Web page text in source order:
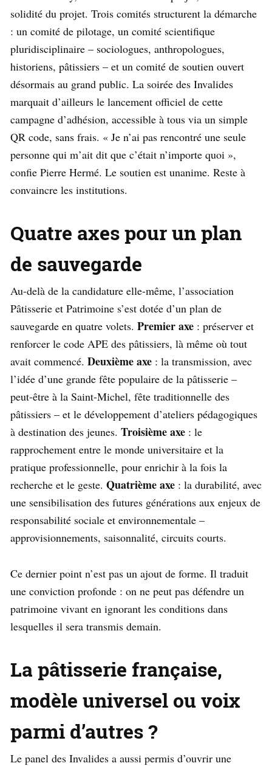
solidité du projet. Trois comités structurent la démarche
: un comité de pilotage, un comité scientifique
pluridisciplinaire – sociologues, anthropologues,
historiens, pâtissiers – et un comité de soutien ouvert
désormais au grand public. La soirée des Invalides
marquait d’ailleurs le lancement officiel de cette
campagne d’adhésion, accessible à tous via un simple
QR code, sans frais. « Je n’ai pas rencontré une seule
personne qui m’ait dit que c’était n’importe quoi »,
confie Pierre Hermé. Le soutien est unanime. Reste à
convaincre les institutions.
Quatre axes pour un plan
de sauvegarde
Au-delà de la candidature elle-même, l’association
Pâtisserie et Patrimoine s’est dotée d’un plan de
sauvegarde en quatre volets. Premier axe : préserver et
renforcer le code APE des pâtissiers, là même où tout
avait commencé. Deuxième axe : la transmission, avec
l’idée d’une grande fête populaire de la pâtisserie –
peut-être à la Saint-Michel, fête traditionnelle des
pâtissiers – et le développement d’ateliers pédagogiques
à destination des jeunes. Troisième axe : le
rapprochement entre le monde universitaire et la
pratique professionnelle, pour enrichir à la fois la
recherche et le geste. Quatrième axe : la durabilité, avec
une sensibilisation des futures générations aux enjeux de
responsabilité sociale et environnementale –
approvisionnements, saisonnalité, circuits courts.
Ce dernier point n’est pas un ajout de forme. Il traduit
une conviction profonde : on ne peut pas défendre un
patrimoine vivant en ignorant les conditions dans
lesquelles il sera transmis demain.
La pâtisserie française,
modèle universel ou voix
parmi d’autres ?
Le panel des Invalides a aussi permis d’ouvrir une